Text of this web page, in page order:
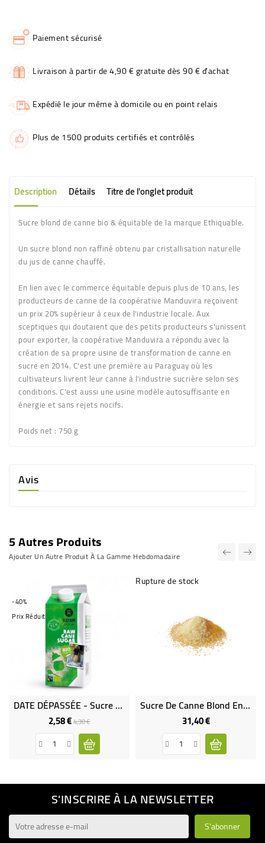
Paiement sécurisé
Livraison à partir de 4,90 € gratuite dès 90 € d'achat
Expédié le jour même à domicile ou en point relais
Plus de 1500 produits certifiés et contrôlés
Description Détails Titre de l'onglet produit
Sucre blond de canne bio & équitable de la marque Ethiquable.
Un sucre blond non raffiné obtenu par cristallisation naturelle
du jus de canne chauffé.
En lien avec le commerce équitable depuis plus de 10 ans, les
producteurs de canne de la coopérative Manduvira reçoivent
un prix 20% supérieur à ceux de l'industrie locale. Aux
sceptiques qui doutaient que des petits producteurs s'unissent
pour exporter, la coopérative Manduvira a répondu avec la
création de sa propre usine de transformation de canne en
sucre en 2014. C'est une première au Paraguay où les
cultivateurs livrent leur canne à l'industrie sucrière selon ses
conditions. C'est aussi une usine modèle autosuffisante en
énergie et sans rejets nocifs.
Poids net : 750 g
Avis
5 Autres Produits
Ajouter Un Autre Produit À La Gamme Hebdomadaire
-40%
Prix Réduit
DATE DÉPASSÉE - Sucre En Poudre Non Raffiné Bio Tetrapack
2,58 €Prix
de
base
4,30 €Prix
Rupture de stock
Sucre De Canne Blond En Poudre Bio & Équitable VRAC RHD 5 Kg
31,40 €Prix
S'INSCRIRE À LA NEWSLETTER